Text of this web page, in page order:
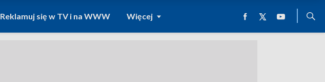
Reklamuj się w TV i na WWW Więcej